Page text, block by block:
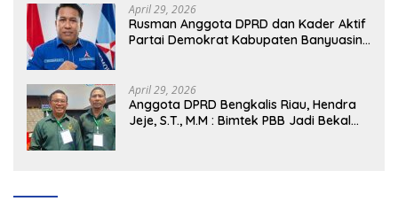
April 29, 2026
Rusman Anggota DPRD dan Kader Aktif
Partai Demokrat Kabupaten Banyuasin
April 29, 2026
Anggota DPRD Bengkalis Riau, Hendra
Jeje, S.T., M.M : Bimtek PBB Jadi Bekal